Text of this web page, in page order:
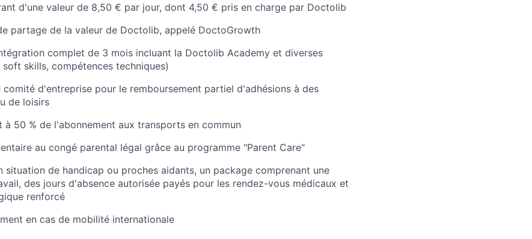
d'une valeur de 8,50 € par jour, dont 4,50 € pris en charge par Doctolib
partage de la valeur de Doctolib, appelé DoctoGrowth
complet de 3 mois incluant la Doctolib Academy et diverses
skills, compétences techniques)
comité d'entreprise pour le remboursement partiel d'adhésions à des
de loisirs
à 50 % de l'abonnement aux transports en commun
au congé parental légal grâce au programme "Parent Care"
situation de handicap ou proches aidants, un package comprenant une
des jours d'absence autorisée payés pour les rendez-vous médicaux et
renforcé
en cas de mobilité internationale